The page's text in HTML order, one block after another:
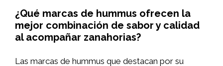
¿Qué marcas de hummus ofrecen la
mejor combinación de sabor y calidad
al acompañar zanahorias?
Las marcas de hummus que destacan por su